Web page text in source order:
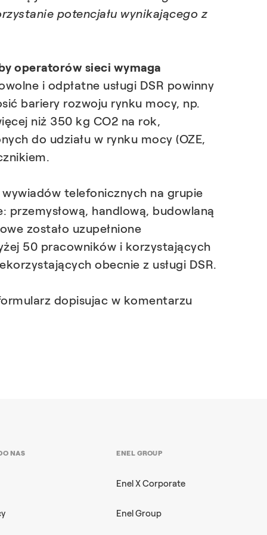
potencjału wynikającego z
operatorów sieci wymaga
i odpłatne usługi DSR powinny
bariery rozwoju rynku mocy, np.
niż 350 kg CO2 na rok,
do udziału w rynku mocy (OZE,
telefonicznych na grupie
handlową, budowlaną
zostało uzupełnione
50 pracowników i korzystających
obecnie z usługi DSR.
dopisujac w komentarzu
NAS ENEL GROUP
Enel X Corporate
Enel Group